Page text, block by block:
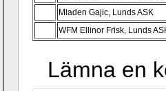
Mladen Gajic, Lunds ASK
WFM Ellinor Frisk, Lunds
Lämna en